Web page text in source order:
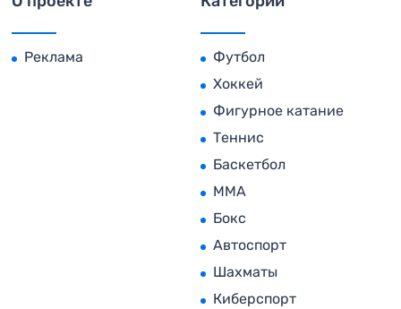
Реклама
Футбол
Хоккей
Фигурное катание
Теннис
Баскетбол
MMA
Бокс
Автоспорт
Шахматы
Киберспорт